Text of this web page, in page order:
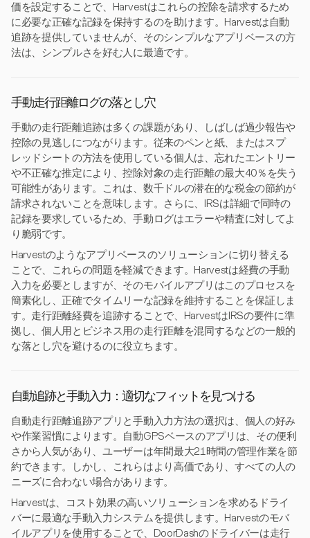
価を設定することで、Harvestはこれらの控除を請求するため
に必要な正確な記録を保持するのを助けます。Harvestは自動
追跡を提供していませんが、そのシンプルなアプリベースの方
法は、シンプルさを好む人に最適です。
手動走行距離ログの落とし穴
手動の走行距離追跡は多くの課題があり、しばしば過少報告や
控除の見逃しにつながります。従来のペンと紙、またはスプ
レッドシートの方法を使用している個人は、忘れたエントリー
や不正確な推定により、控除対象の走行距離の最大40％を失う
可能性があります。これは、数千ドルの潜在的な税金の節約が
請求されないことを意味します。さらに、IRSは詳細で同時の
記録を要求しているため、手動ログはエラーや精査に対してよ
り脆弱です。
Harvestのようなアプリベースのソリューションに切り替える
ことで、これらの問題を軽減できます。Harvestは経費の手動
入力を必要としますが、そのモバイルアプリはこのプロセスを
簡素化し、正確でタイムリーな記録を維持することを保証しま
す。走行距離経費を追跡することで、HarvestはIRSの要件に準
拠し、個人用とビジネス用の走行距離を混同するなどの一般的
な落とし穴を避けるのに役立ちます。
自動追跡と手動入力：適切なフィットを見つける
自動走行距離追跡アプリと手動入力方法の選択は、個人の好み
や作業習慣によります。自動GPSベースのアプリは、その便利
さから人気があり、ユーザーは年間最大21時間の管理作業を節
約できます。しかし、これらはより高価であり、すべての人の
ニーズに合わない場合があります。
Harvestは、コスト効果の高いソリューションを求めるドライ
バーに最適な手動入力システムを提供します。Harvestのモバ
イルアプリを使用することで、DoorDashのドライバーは走行